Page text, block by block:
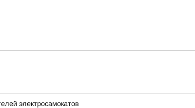
электросамокатов